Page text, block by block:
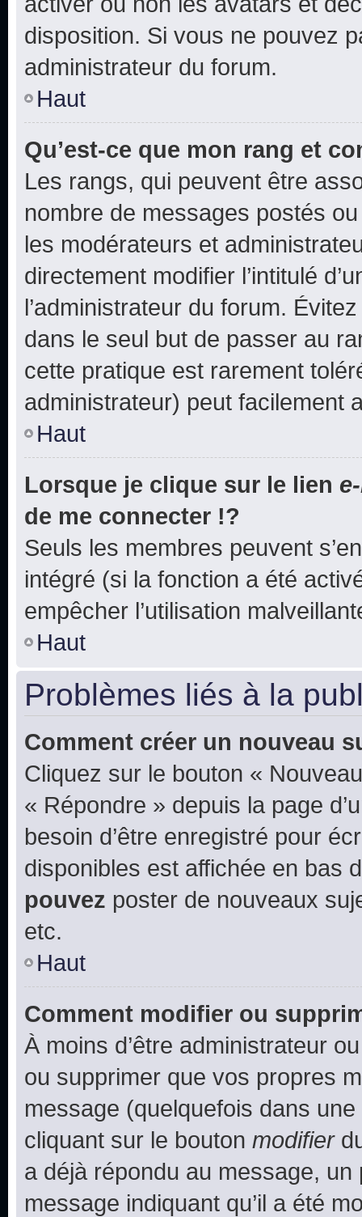
disposition. Si vous ne pouvez
administrateur du forum.
Haut
Qu’est-ce que mon rang et
Les rangs, qui peuvent être
nombre de messages postés
les modérateurs et
directement modifier l’intitulé
l’administrateur du forum.
dans le seul but de passer au
cette pratique est rarement
administrateur) peut facilement
Haut
Lorsque je clique sur le lien
de me connecter !?
Seuls les membres peuvent
intégré (si la fonction a été
empêcher l’utilisation
Haut
Problèmes liés à la
Comment créer un nouveau
Cliquez sur le bouton «
« Répondre » depuis la page
besoin d’être enregistré pour
disponibles est affichée en bas
pouvez poster de nouveaux
etc.
Haut
Comment modifier ou
À moins d’être administrateur
ou supprimer que vos propres
message (quelquefois dans
cliquant sur le bouton modifier
a déjà répondu au message, un
message indiquant qu’il a été